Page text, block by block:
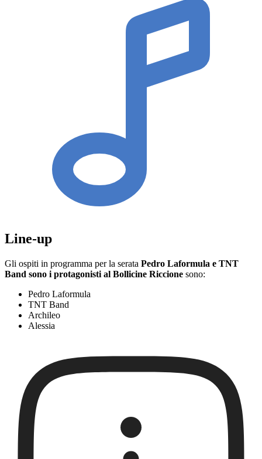
Line-up
Gli ospiti in programma per la serata Pedro Laformula e TNT
Band sono i protagonisti al Bollicine Riccione sono:
Pedro Laformula
TNT Band
Archileo
Alessia